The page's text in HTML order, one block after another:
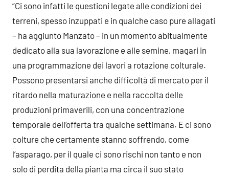
“Ci sono infatti le questioni legate alle condizioni dei
terreni, spesso inzuppati e in qualche caso pure allagati
– ha aggiunto Manzato – in un momento abitualmente
dedicato alla sua lavorazione e alle semine, magari in
una programmazione dei lavori a rotazione colturale.
Possono presentarsi anche difficoltà di mercato per il
ritardo nella maturazione e nella raccolta delle
produzioni primaverili, con una concentrazione
temporale dell’offerta tra qualche settimana. E ci sono
colture che certamente stanno soffrendo, come
l’asparago, per il quale ci sono rischi non tanto e non
solo di perdita della pianta ma circa il suo stato